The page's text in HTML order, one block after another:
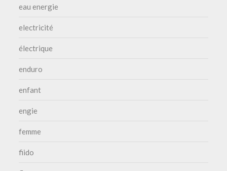
eau energie
electricité
électrique
enduro
enfant
engie
femme
fiido